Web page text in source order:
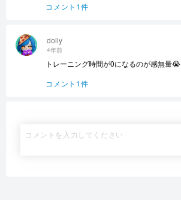
dolly
4年前
トレーニング時間が0になるのが感無量😭
コメント1件
コメント1件